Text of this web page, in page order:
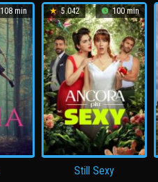
108 min 5.042 100 min
Still Sexy